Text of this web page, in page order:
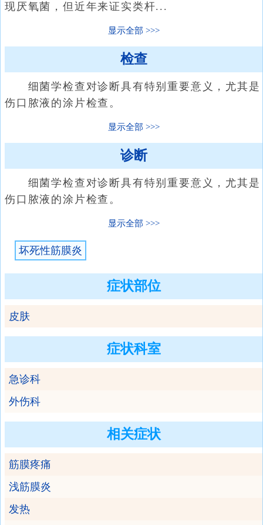
现厌氧菌，但近年来证实类杆...
显示全部
检查
细菌学检查对诊断具有特别重要意义，尤其是
伤口脓液的涂片检查。
显示全部
诊断
细菌学检查对诊断具有特别重要意义，尤其是
伤口脓液的涂片检查。
显示全部
坏死性筋膜炎
症状部位
皮肤
症状科室
急诊科
外伤科
相关症状
筋膜疼痛
浅筋膜炎
发热